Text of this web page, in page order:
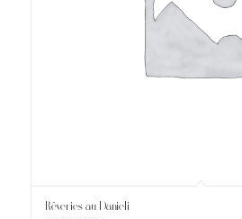
Rêveries au Danieli